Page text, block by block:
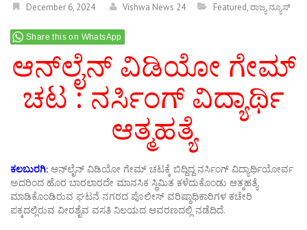
December 6, 2024 Vishwa News 24 Featured,ರಾಜ್ಯ ನ್ಯೂಸ್
Share this on WhatsApp
ಆನ್‌ಲೈನ್ ವಿಡಿಯೋ ಗೇಮ್
ಚಟ : ನರ್ಸಿಂಗ್ ವಿದ್ಯಾರ್ಥಿ
ಆತ್ಮಹತ್ಯೆ
ಕಲಬುರಗಿ: ಆನ್‌ಲೈನ್ ವಿಡಿಯೋ ಗೇಮ್ ಚಟಕ್ಕೆ ಬಿದ್ದಿದ್ದ ನರ್ಸಿಂಗ್ ವಿದ್ಯಾರ್ಥಿಯೋರ್ವ
ಅದರಿಂದ ಹೊರ ಬಾರಲಾರದೇ ಮಾನಸಿಕ ಸ್ಥಿಮಿತ ಕಳೆದುಕೊಂಡು ಆತ್ಮಹತ್ಯೆ
ಮಾಡಿಕೊಂಡಿರುವ ಘಟನೆ ನಗರದ ಪೊಲೀಸ್ ವರಿಷ್ಠಾಧಿಕಾರಿಗಳ ಕಚೇರಿ
ಪಕ್ಕದಲ್ಲಿರುವ ವೀರಶೈವ ವಸತಿ ನಿಲಯದ ಆವರಣದಲ್ಲಿ ನಡೆದಿದೆ.